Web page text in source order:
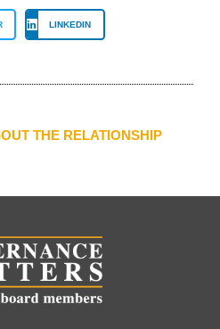
LINKEDIN
THE RELATIONSHIP